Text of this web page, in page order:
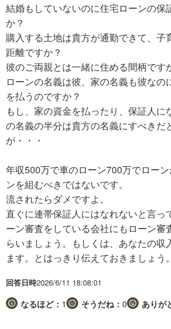
結婚もしていないのに住宅ローンの保
か？
購入する土地は貴方が通勤できて、子
距離ですか？
彼のご両親とは一緒に住める間柄です
ローンの名義は彼、家の名義も彼なの
を払うのですか？
もし、家の資金を払ったり、保証人に
の名義の半分は貴方の名義にすべきだ
が・・・
年収500万で車のローン700万でロー
ンを組むべきではないです。
流されたらダメですよ。
直ぐに連帯保証人にはなれないと言っ
ーン審査をしている会社にもローン審
らいましょう。もしくは、あなたの収
ます。とはっきり伝えておきましょう。
回答日時2026/6/11 18:08:01
なるほど： 1 そうだね： 0 ありが